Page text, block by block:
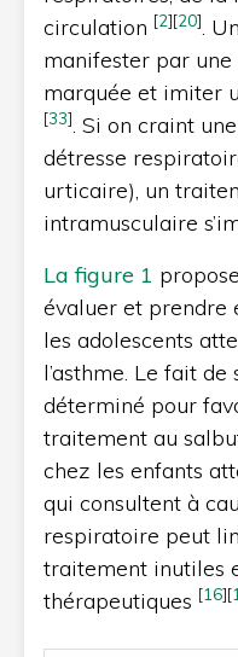
circulation [2][20].
manifester par
marquée et imiter
[33]. Si on craint
détresse
urticaire), un
intramusculaire
La figure 1
évaluer et prendre
les adolescents
l’asthme. Le fait de
déterminé pour
traitement au
chez les enfants
qui consultent à
respiratoire peut
traitement inutiles
thérapeutiques [16][